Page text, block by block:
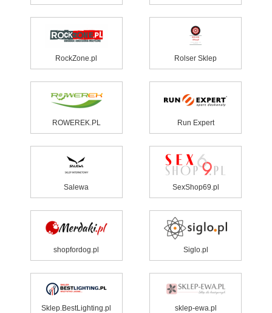
RockZone.pl Rolser Sklep
ROWEREK.PL Run Expert
Salewa SexShop69.pl
shopfordog.pl Siglo.pl
Sklep.BestLighting.pl sklep-ewa.pl